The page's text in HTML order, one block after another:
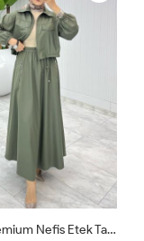
Haki Premium Nefis Etek Takım